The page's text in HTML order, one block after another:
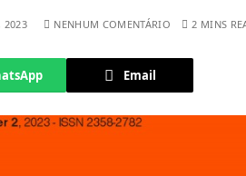
2023 NENHUM COMENTÁRIO 2 MINS
Email